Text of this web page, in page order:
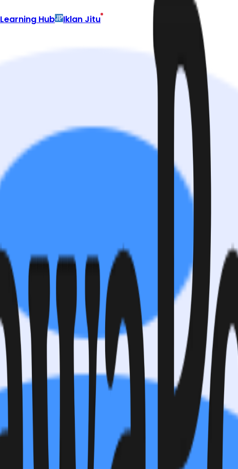
Learning Hub
Iklan Jitu